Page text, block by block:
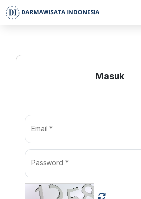
Masuk
Email *
Password *